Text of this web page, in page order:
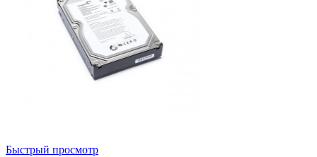
Быстрый просмотр